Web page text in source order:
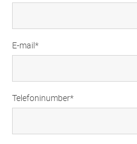
E-mail
Telefoninumber